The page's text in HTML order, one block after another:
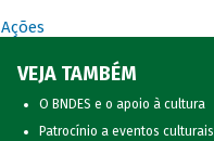
Ações
VEJA TAMBÉM
O BNDES e o apoio à cultura
Patrocínio a eventos culturais